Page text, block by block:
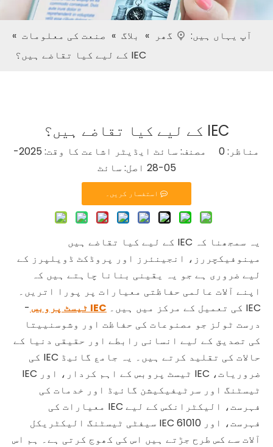
آپ یہاں ہیں: گھر » بلاگ » صنعت کی معلومات »
IEC کے لیے کیا تقاضے ہیں؟
IEC کے لیے کیا تقاضے ہیں؟
مناظر:0
مصنف: سائٹ ایڈیٹر اشاعت کا وقت: 2025-
05-28 اصل:
سائٹ
استفسار کریں۔
یہ سمجھنا کہ IEC کے لیے کیا تقاضے ہیں
مینوفیکچررز، انجینئرز اور پروڈکٹ ڈویلپرز کے
لیے ضروری ہے جو یہ یقینی بنانا چاہتے ہیں کہ
اپنے آلات عالمی حفاظتی معیارات پر پورا اتریں۔
IEC کی تعمیل کے مرکز میں ہیں۔
IEC ٹیسٹ پروبس
-
درست ٹولز جو مصنوعات کی حفاظت اور وشوسنییتا
کی تصدیق کے لیے انسانی رابطے اور حقیقی دنیا کے
حالات کی تقلید کرتے ہیں۔ یہ جامع گائیڈ IEC کی
ضروریات، IEC ٹیسٹ پروبس کے اہم کردار، اور IEC
ٹیسٹنگ اور سرٹیفیکیشن گائیڈ اور خدمات کی
فہرست، الیکٹرانکس کے لیے IEC معیارات کی
فہرست، اور IEC 61010 سیفٹی ٹیسٹنگ الیکٹریکل
آلات سے کس طرح جڑتے ہیں اس کی کھوج کرتی ہے۔ ہم اس